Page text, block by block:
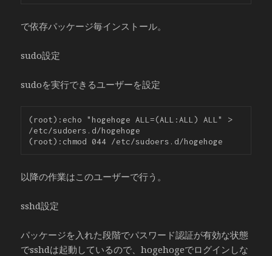
で依存パッケージ毎インストール。
sudo設定
sudoを実行できるユーザーを設定
(root):echo "hogehoge ALL=(ALL:ALL) ALL" >
/etc/sudoers.d/hogehoge
以降の作業はこのユーザーで行う。
sshd設定
パッケージを入れた段階でパスワード認証が有効な状態
でsshdは起動しているので、hogehogeでログインしな